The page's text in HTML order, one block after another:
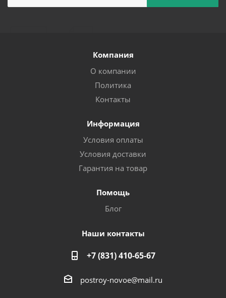
Компания
О компании
Политика
Контакты
Информация
Условия оплаты
Условия доставки
Гарантия на товар
Помощь
Блог
Наши контакты
+7 (831) 410-65-67
postroy-novoe@mail.ru